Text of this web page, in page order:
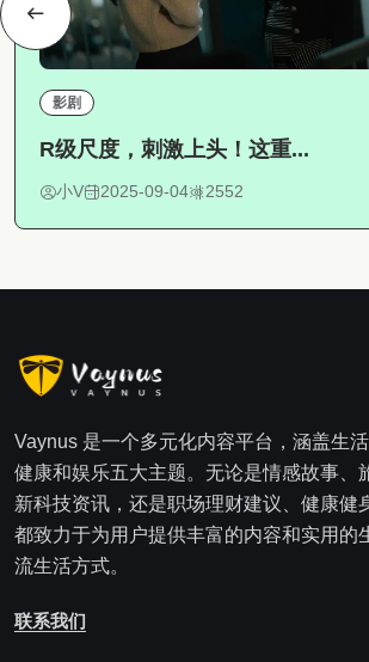
影剧
R级尺度，刺激上头！这重...
小V 2025-09-04 2552
Vaynus 是一个多元化内容平台，涵盖生活
健康和娱乐五大主题。无论是情感故事、
新科技资讯，还是职场理财建议、健康健
都致力于为用户提供丰富的内容和实用的
流生活方式。
联系我们